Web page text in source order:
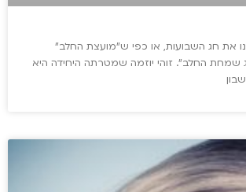
את חג השבועות, או כפי ש"מועצת החלב"
שמחת החלב". זוהי יוזמה שמטרתה היחידה היא